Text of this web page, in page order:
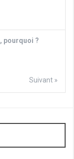
pourquoi ?
Suivant »